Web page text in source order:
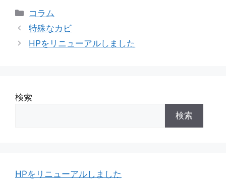
コラム
特殊なカビ
HPをリニューアルしました
検索
検索
HPをリニューアルしました